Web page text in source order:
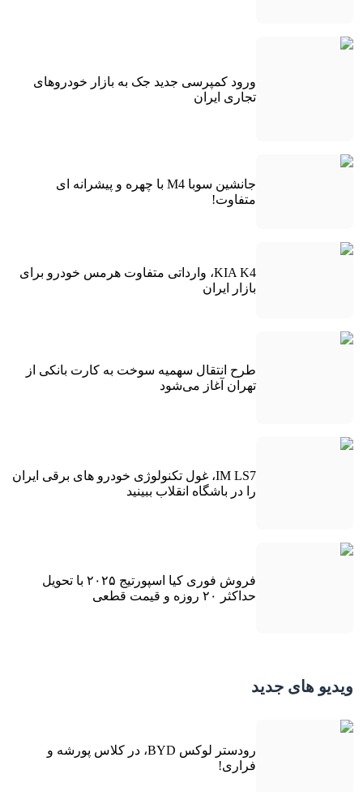
ورود کمپرسی جدید جک به بازار خودروهای
تجاری ایران
جانشین سوبا M4 با چهره و پیشرانه ای
متفاوت!
KIA K4، وارداتی متفاوت هرمس خودرو برای
بازار ایران
طرح انتقال سهمیه سوخت به کارت بانکی از
تهران آغاز می‌شود
IM LS7، غول تکنولوژی خودرو های برقی ایران
را در باشگاه انقلاب ببینید
فروش فوری کیا اسپورتیج ۲۰۲۵ با تحویل
حداکثر ۲۰ روزه و قیمت قطعی
ویدیو های جدید
رودستر لوکس BYD، در کلاس پورشه و
فراری!